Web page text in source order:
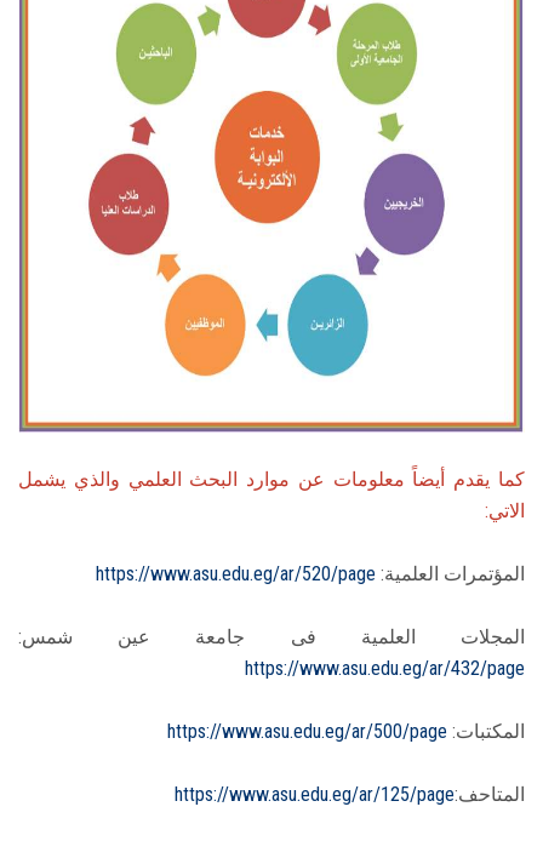
كما يقدم أيضاً معلومات عن موارد البحث العلمي والذي يشمل
الاتي:
المؤتمرات العلمية: https://www.asu.edu.eg/ar/520/page
المجلات العلمية فى جامعة عين شمس:
https://www.asu.edu.eg/ar/432/page
المكتبات: https://www.asu.edu.eg/ar/500/page
المتاحف:https://www.asu.edu.eg/ar/125/page